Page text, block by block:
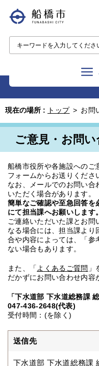
現在の場所 : トップ > お問
ご意見・お問
船橋市役所や各施設へのご
フォームからお送りくださ
なお、メールでのお問い合
いただく場合があります。
簡単なご確認や至急回答を
にて担当課へお願いします。
ご連絡いただいた課とお
なる場合には、担当課より
合や内容によっては、「参
ない場合もあります。
また、「 よくあるご質問
だかずにお問い合わせ内容
「下水道部 下水道総務課
047-436-2648(代表)
受付時間：(を除く)
送信先
下水道部 下水道総務課